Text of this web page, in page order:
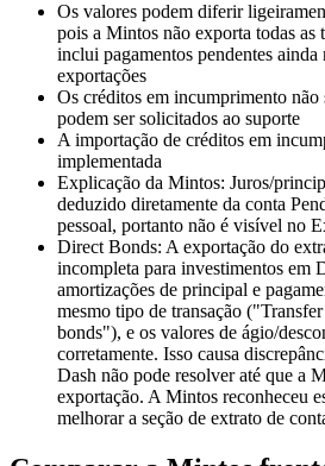
Os valores podem diferir
pois a Mintos não exporta todas as
inclui pagamentos pendentes ainda
exportações
Os créditos em incumprimento não
podem ser solicitados ao suporte
A importação de créditos em
implementada
Explicação da Mintos: Juros/
deduzido diretamente da conta
pessoal, portanto não é visível no
Direct Bonds: A exportação do
incompleta para investimentos em
amortizações de principal e
mesmo tipo de transação
bonds"), e os valores de ágio/
corretamente. Isso causa
Dash não pode resolver até que a
exportação. A Mintos reconheceu
melhorar a seção de extrato de